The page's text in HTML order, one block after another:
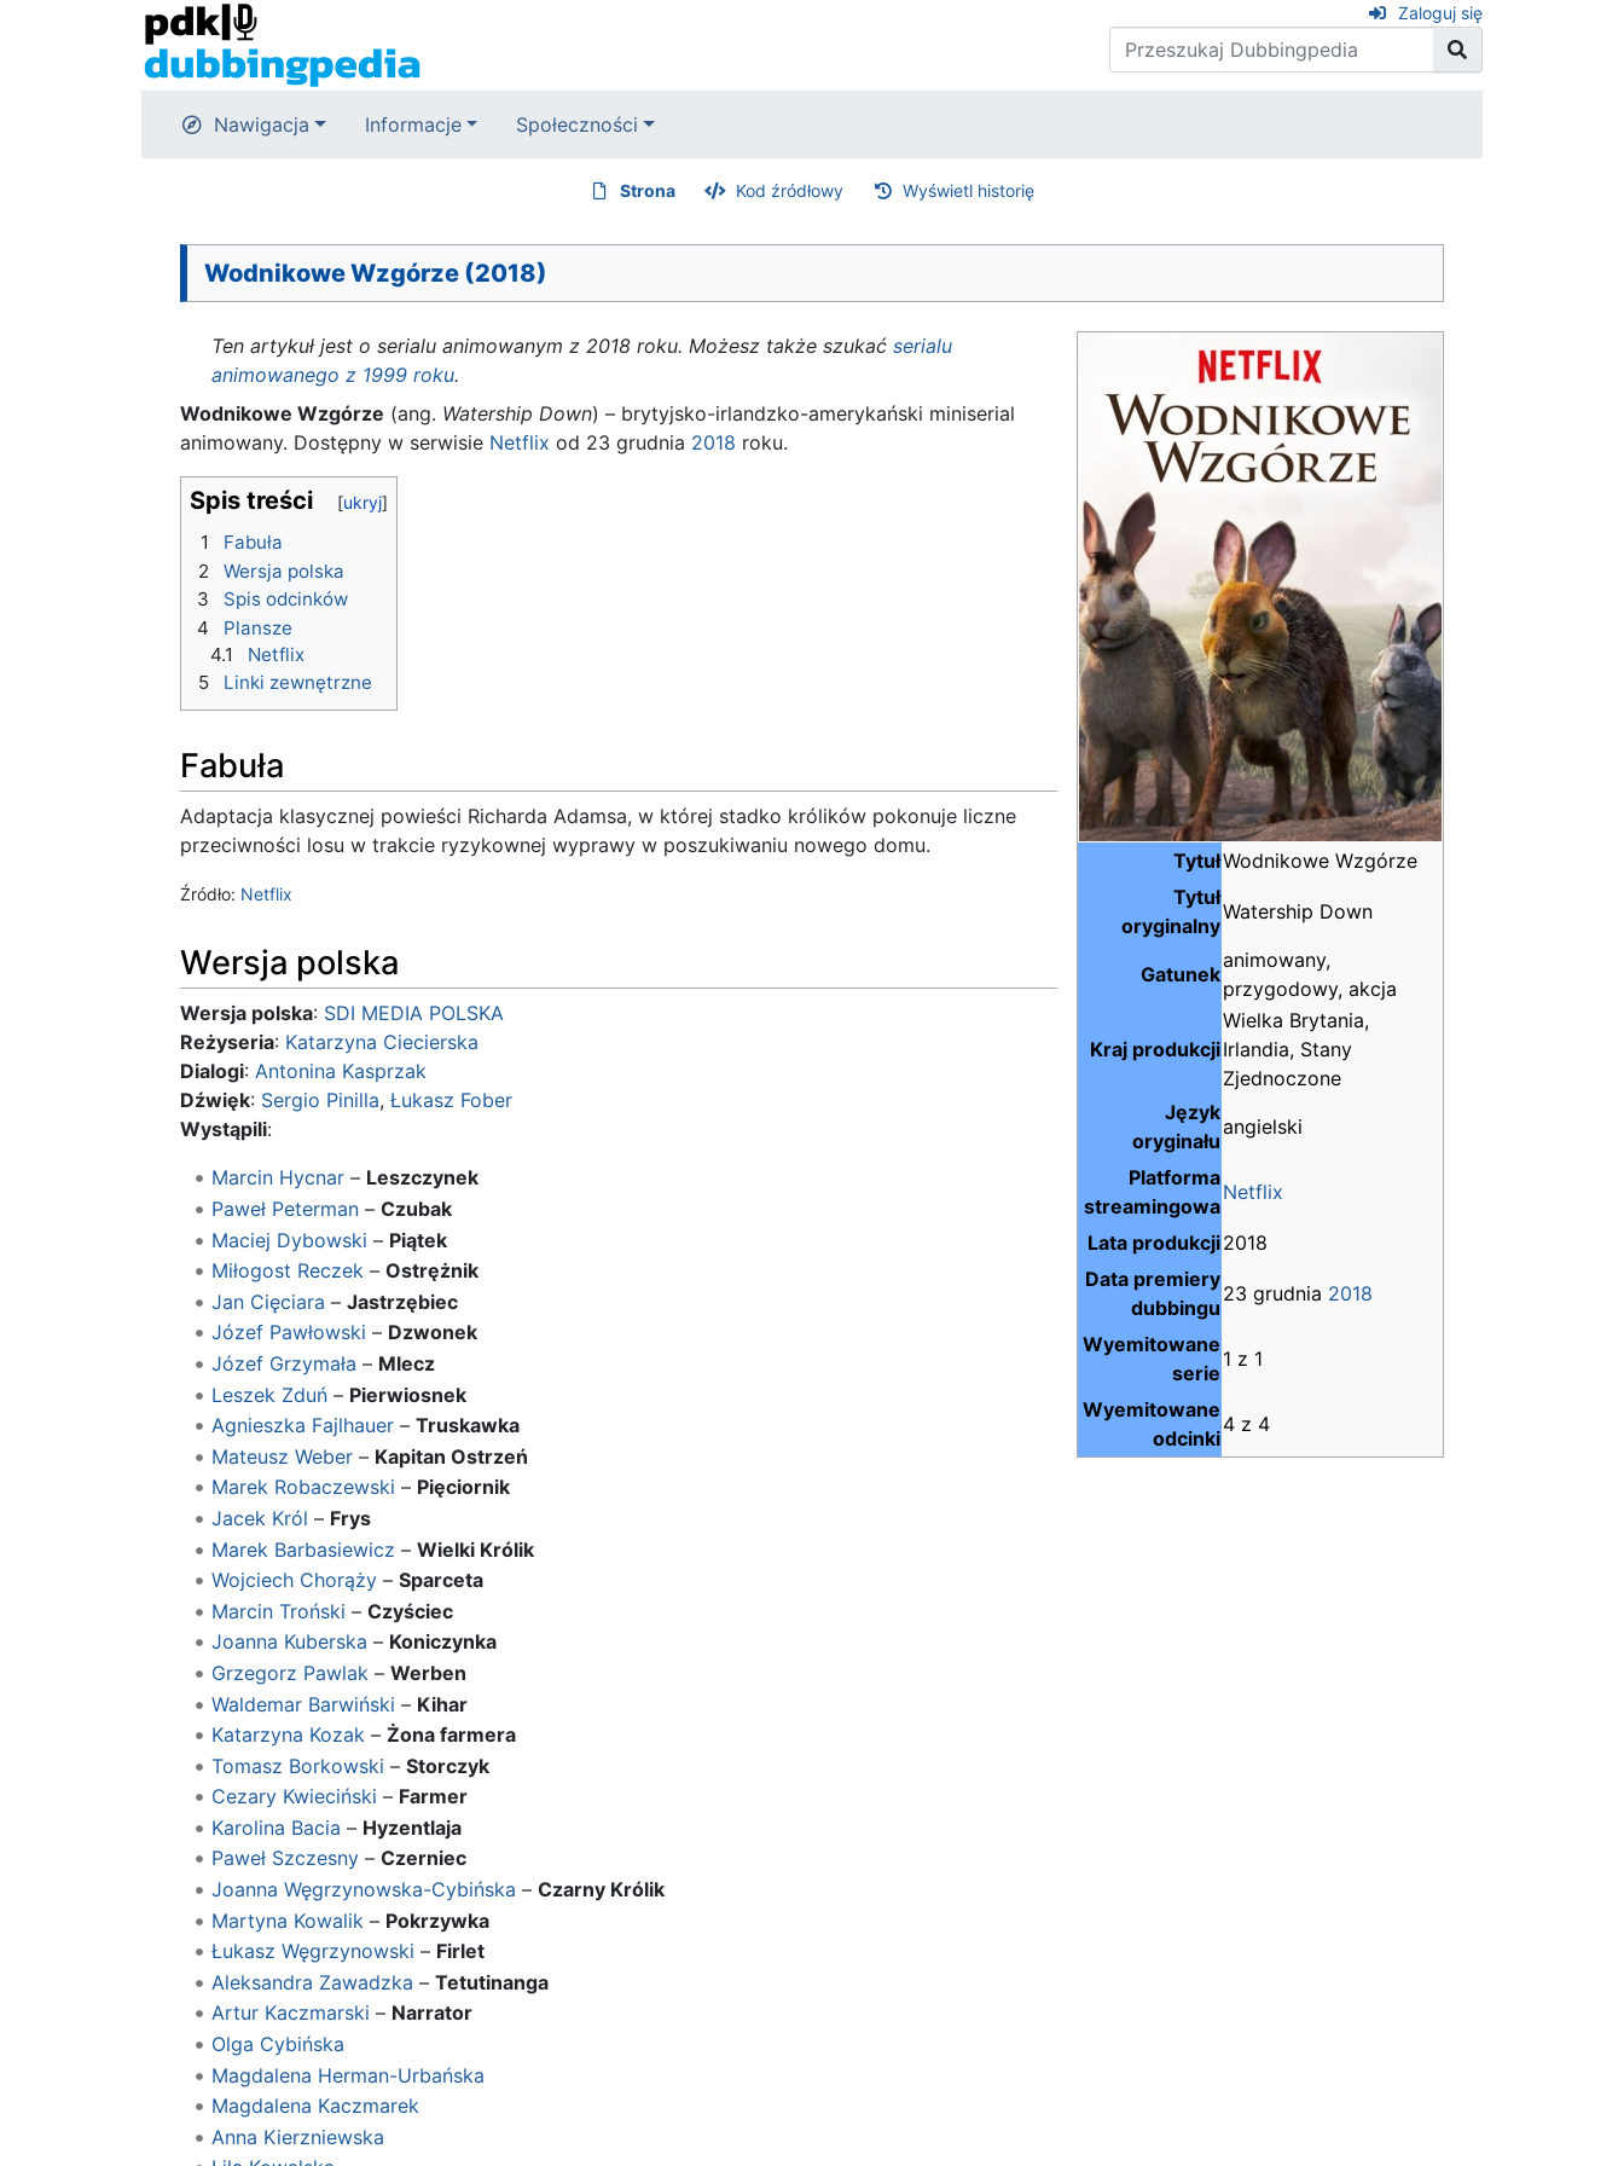
Zaloguj się
Nawigacja Informacje Społeczności
Strona Kod źródłowy Wyświetl historię
Wodnikowe Wzgórze (2018)
TytułWodnikowe Wzgórze
Tytuł
oryginalny
Watership Down
Gatunek
animowany,
przygodowy, akcja
Kraj produkcji
Wielka Brytania,
Irlandia, Stany
Zjednoczone
Język
oryginału
angielski
Platforma
streamingowa
Netflix
Lata produkcji2018
Data premiery
dubbingu
23 grudnia 2018
Wyemitowane
serie
1 z 1
Wyemitowane
odcinki
4 z 4
Ten artykuł jest o serialu animowanym z 2018 roku. Możesz także szukać serialu
animowanego z 1999 roku.
Wodnikowe Wzgórze (ang. Watership Down) – brytyjsko-irlandzko-amerykański miniserial
animowany. Dostępny w serwisie Netflix od 23 grudnia 2018 roku.
Spis treści
1
Fabuła
2
Wersja polska
3
Spis odcinków
4
Plansze
4.1
Netflix
5
Linki zewnętrzne
Fabuła
Adaptacja klasycznej powieści Richarda Adamsa, w której stadko królików pokonuje liczne
przeciwności losu w trakcie ryzykownej wyprawy w poszukiwaniu nowego domu.
Źródło: Netflix
Wersja polska
Wersja polska: SDI MEDIA POLSKA
Reżyseria: Katarzyna Ciecierska
Dialogi: Antonina Kasprzak
Dźwięk: Sergio Pinilla, Łukasz Fober
Wystąpili:
Marcin Hycnar– Leszczynek
Paweł Peterman– Czubak
Maciej Dybowski – Piątek
Miłogost Reczek– Ostrężnik
Jan Cięciara – Jastrzębiec
Józef Pawłowski – Dzwonek
Józef Grzymała – Mlecz
Leszek Zduń– Pierwiosnek
Agnieszka Fajlhauer– Truskawka
Mateusz Weber– Kapitan Ostrzeń
Marek Robaczewski – Pięciornik
Jacek Król – Frys
Marek Barbasiewicz – Wielki Królik
Wojciech Chorąży– Sparceta
Marcin Troński – Czyściec
Joanna Kuberska – Koniczynka
Grzegorz Pawlak – Werben
Waldemar Barwiński – Kihar
Katarzyna Kozak– Żona farmera
Tomasz Borkowski – Storczyk
Cezary Kwieciński – Farmer
Karolina Bacia – Hyzentlaja
Paweł Szczesny– Czerniec
Joanna Węgrzynowska-Cybińska – Czarny Królik
Martyna Kowalik – Pokrzywka
Łukasz Węgrzynowski – Firlet
Aleksandra Zawadzka – Tetutinanga
Artur Kaczmarski – Narrator
Olga Cybińska
Magdalena Herman-Urbańska
Magdalena Kaczmarek
Anna Kierzniewska